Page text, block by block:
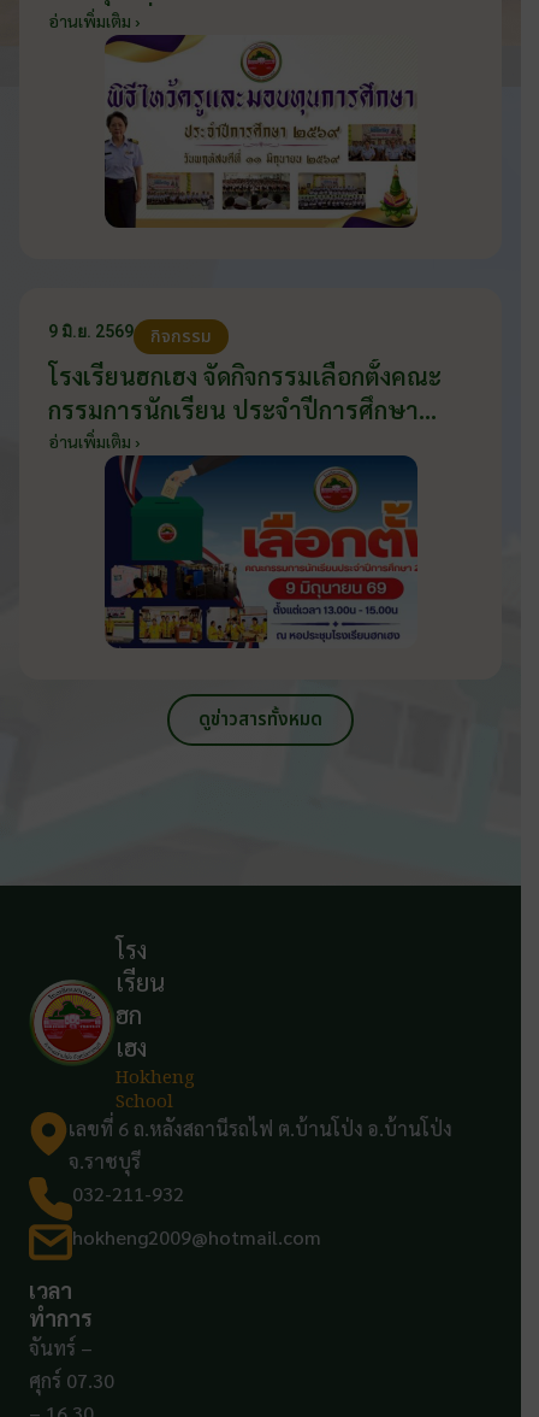
2569 วันที่ 11 มิถุนายน 2569
อ่านเพิ่มเติม ›
9 มิ.ย. 2569 กิจกรรม
โรงเรียนฮกเฮง จัดกิจกรรมเลือกตั้งคณะ
กรรมการนักเรียน ประจำปีการศึกษา
2569 ส่งเสริมประชาธิปไตยในโรงเรียน
วันที่ 9 มิถุนายน 2569
อ่านเพิ่มเติม ›
ดูข่าวสารทั้งหมด
โรง
เรียน
ฮก
เฮง
Hokheng
School
เลขที่ 6 ถ.หลังสถานีรถไฟ ต.บ้านโป่ง อ.บ้านโป่ง
จ.ราชบุรี
032-211-932
hokheng2009@hotmail.com
เวลา
ทำการ
จันทร์ –
ศุกร์ 07.30